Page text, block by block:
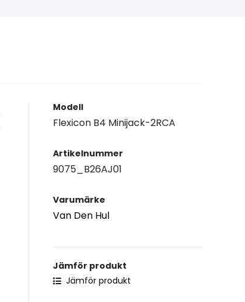
Modell
Flexicon B4 Minijack-2RCA
Artikelnummer
9075_B26AJ01
Varumärke
Van Den Hul
Jämför produkt
Jämför produkt